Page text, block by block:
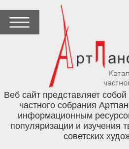
Веб сайт представляет
частного собрания
информационным
популяризации и изучения
советских